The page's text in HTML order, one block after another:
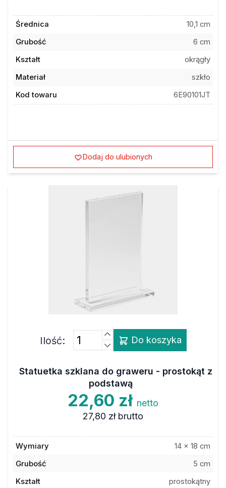
Średnica
10,1 cm
Grubość
6 cm
Kształt
okrągły
Materiał
szkło
Kod towaru
6E90101JT
Dodaj do ulubionych
Ilość: Do koszyka
Statuetka szklana do graweru - prostokąt z
podstawą
22,60 zł netto
27,80 zł brutto
Wymiary
14 x 18 cm
Grubość
5 cm
Kształt
prostokątny